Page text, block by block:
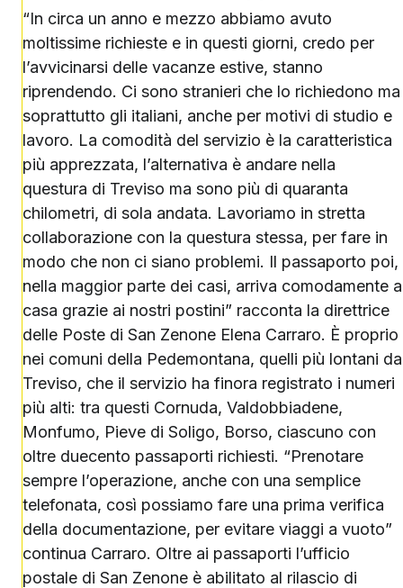
“In circa un anno e mezzo abbiamo avuto
moltissime richieste e in questi giorni, credo per
l’avvicinarsi delle vacanze estive, stanno
riprendendo. Ci sono stranieri che lo richiedono ma
soprattutto gli italiani, anche per motivi di studio e
lavoro. La comodità del servizio è la caratteristica
più apprezzata, l’alternativa è andare nella
questura di Treviso ma sono più di quaranta
chilometri, di sola andata. Lavoriamo in stretta
collaborazione con la questura stessa, per fare in
modo che non ci siano problemi. Il passaporto poi,
nella maggior parte dei casi, arriva comodamente a
casa grazie ai nostri postini” racconta la direttrice
delle Poste di San Zenone Elena Carraro. È proprio
nei comuni della Pedemontana, quelli più lontani da
Treviso, che il servizio ha finora registrato i numeri
più alti: tra questi Cornuda, Valdobbiadene,
Monfumo, Pieve di Soligo, Borso, ciascuno con
oltre duecento passaporti richiesti. “Prenotare
sempre l’operazione, anche con una semplice
telefonata, così possiamo fare una prima verifica
della documentazione, per evitare viaggi a vuoto”
continua Carraro. Oltre ai passaporti l’ufficio
postale di San Zenone è abilitato al rilascio di